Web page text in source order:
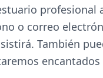
profesional
o correo
También